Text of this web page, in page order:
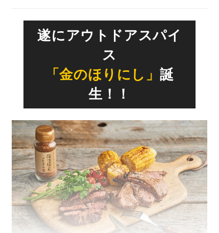
遂にアウトドアスパイ
ス
「金のほりにし」 誕
生！！